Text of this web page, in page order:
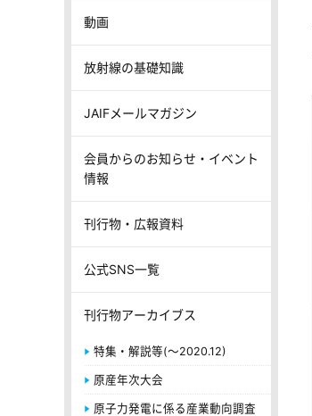
動画
放射線の基礎知識
JAIFメールマガジン
会員からのお知らせ・イベント
情報
刊行物・広報資料
公式SNS一覧
刊行物アーカイブス
特集・解説等(～2020.12)
原産年次大会
原子力発電に係る産業動向調査